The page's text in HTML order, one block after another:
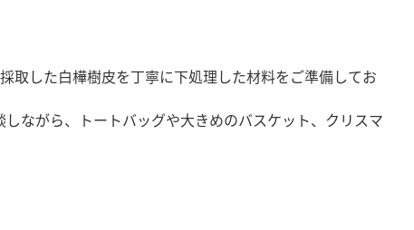
取した白樺樹皮を丁寧に下処理した材料をご準備してお
ながら、トートバッグや大きめのバスケット、クリスマ